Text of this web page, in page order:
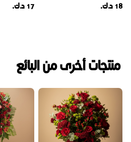
18 د.ك. 17 د.ك.
منتجات أخرى من البائع